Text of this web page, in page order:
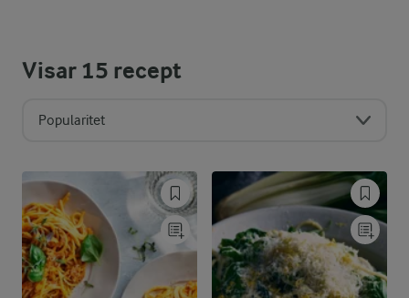
Visar15 recept
Popularitet